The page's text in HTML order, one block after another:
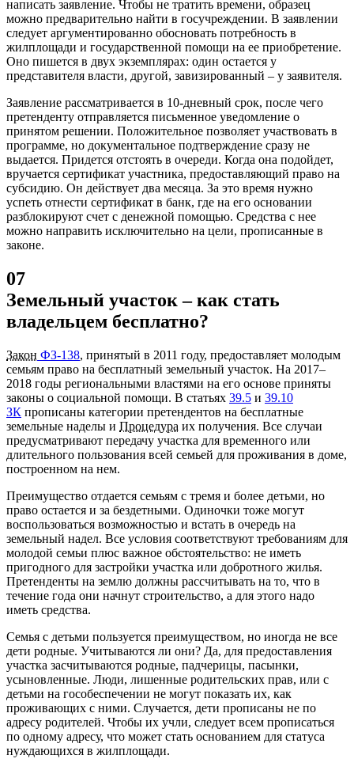
написать заявление. Чтобы не тратить времени, образец
можно предварительно найти в госучреждении. В заявлении
следует аргументированно обосновать потребность в
жилплощади и государственной помощи на ее приобретение.
Оно пишется в двух экземплярах: один остается у
представителя власти, другой, завизированный – у заявителя.
Заявление рассматривается в 10-дневный срок, после чего
претенденту отправляется письменное уведомление о
принятом решении. Положительное позволяет участвовать в
программе, но документальное подтверждение сразу не
выдается. Придется отстоять в очереди. Когда она подойдет,
вручается сертификат участника, предоставляющий право на
субсидию. Он действует два месяца. За это время нужно
успеть отнести сертификат в банк, где на его основании
разблокируют счет с денежной помощью. Средства с нее
можно направить исключительно на цели, прописанные в
законе.
07
Земельный участок – как стать
владельцем бесплатно?
Закон ФЗ-138, принятый в 2011 году, предоставляет молодым
семьям право на бесплатный земельный участок. На 2017–
2018 годы региональными властями на его основе приняты
законы о социальной помощи. В статьях 39.5 и 39.10
ЗК прописаны категории претендентов на бесплатные
земельные наделы и Процедура их получения. Все случаи
предусматривают передачу участка для временного или
длительного пользования всей семьей для проживания в доме,
построенном на нем.
Преимущество отдается семьям с тремя и более детьми, но
право остается и за бездетными. Одиночки тоже могут
воспользоваться возможностью и встать в очередь на
земельный надел. Все условия соответствуют требованиям для
молодой семьи плюс важное обстоятельство: не иметь
пригодного для застройки участка или добротного жилья.
Претенденты на землю должны рассчитывать на то, что в
течение года они начнут строительство, а для этого надо
иметь средства.
Семья с детьми пользуется преимуществом, но иногда не все
дети родные. Учитываются ли они? Да, для предоставления
участка засчитываются родные, падчерицы, пасынки,
усыновленные. Люди, лишенные родительских прав, или с
детьми на гособеспечении не могут показать их, как
проживающих с ними. Случается, дети прописаны не по
адресу родителей. Чтобы их учли, следует всем прописаться
по одному адресу, что может стать основанием для статуса
нуждающихся в жилплощади.